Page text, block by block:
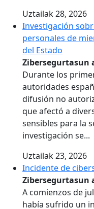
Uztailak 28, 2026
Investigación
personales de
del Estado
Zibersegurtasun
Durante los
autoridades
difusión no
que afectó a
sensibles para la
investigación se...
Uztailak 23, 2026
Incidente de
Zibersegurtasun
A comienzos de
había sufrido un